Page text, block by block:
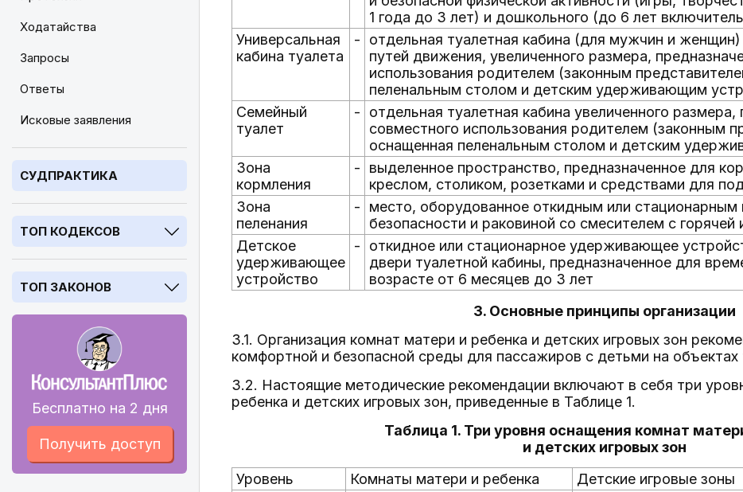
Ходатайства
Запросы
Ответы
Исковые заявления
СУДПРАКТИКА
ТОП КОДЕКСОВ
ТОП ЗАКОНОВ
Бесплатно на 2 дня
Получить доступ
1 года до 3 лет) и дошкольного (до 6 лет
Универсальная
кабина туалета
-
отдельная туалетная кабина (для мужчин и
путей движения, увеличенного размера,
использования родителем (законным
пеленальным столом и детским удерживающим
Семейный
туалет
-
отдельная туалетная кабина увеличенного размера,
совместного использования родителем (законным
оснащенная пеленальным столом и детским
Зона
кормления
-
выделенное пространство, предназначенное для
креслом, столиком, розетками и средствами для
Зона
пеленания
-
место, оборудованное откидным или
безопасности и раковиной со смесителем с
Детское
удерживающее
устройство
-
откидное или стационарное удерживающее
двери туалетной кабины, предназначенное для
возрасте от 6 месяцев до 3 лет
3. Основные принципы организации
3.1. Организация комнат матери и ребенка и детских игровых зон
комфортной и безопасной среды для пассажиров с детьми на
3.2. Настоящие методические рекомендации включают в себя три
ребенка и детских игровых зон, приведенные в Таблице 1.
Таблица 1. Три уровня оснащения комнат
и детских игровых зон
Уровень
Комнаты матери и ребенка
Детские игровые зоны